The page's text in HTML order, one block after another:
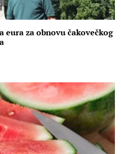
eura za obnovu čakovečkog